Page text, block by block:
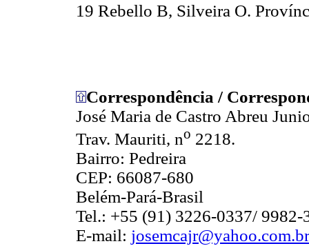
19 Rebello B, Silveira O.
Correspondência /
José Maria de Castro Abreu
Trav. Mauriti, no 2218.
Bairro: Pedreira
CEP: 66087-680
Belém-Pará-Brasil
Tel.: +55 (91) 3226-0337/ 9982-
E-mail: josemcajr@yahoo.com.br